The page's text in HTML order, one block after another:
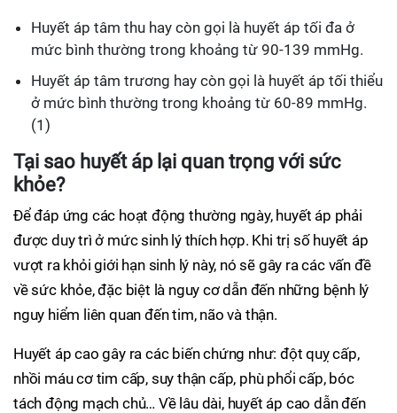
Huyết áp tâm thu hay còn gọi là huyết áp tối đa ở
mức bình thường trong khoảng từ 90-139 mmHg.
Huyết áp tâm trương hay còn gọi là huyết áp tối thiểu
ở mức bình thường trong khoảng từ 60-89 mmHg.
(1)
Tại sao huyết áp lại quan trọng với sức
khỏe?
Để đáp ứng các hoạt động thường ngày, huyết áp phải
được duy trì ở mức sinh lý thích hợp. Khi trị số huyết áp
vượt ra khỏi giới hạn sinh lý này, nó sẽ gây ra các vấn đề
về sức khỏe, đặc biệt là nguy cơ dẫn đến những bệnh lý
nguy hiểm liên quan đến tim, não và thận.
Huyết áp cao gây ra các biến chứng như: đột quỵ cấp,
nhồi máu cơ tim cấp, suy thận cấp, phù phổi cấp, bóc
tách động mạch chủ… Về lâu dài, huyết áp cao dẫn đến